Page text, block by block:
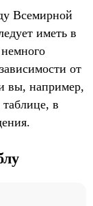
Всемирной
иметь в
от
вы, например,
в